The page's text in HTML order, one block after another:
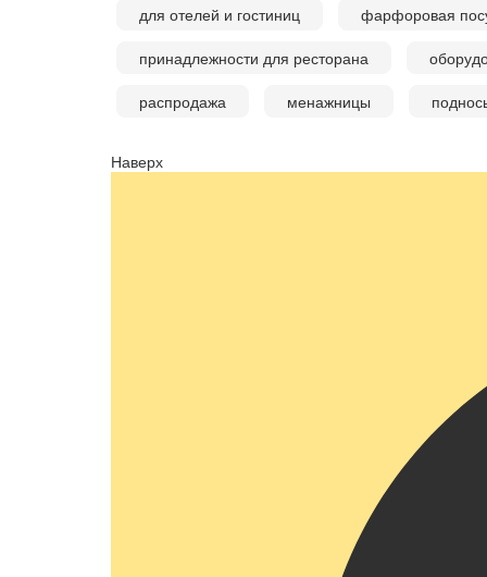
для отелей и гостиниц
фарфоровая
принадлежности для ресторана
распродажа
менажницы
Наверх